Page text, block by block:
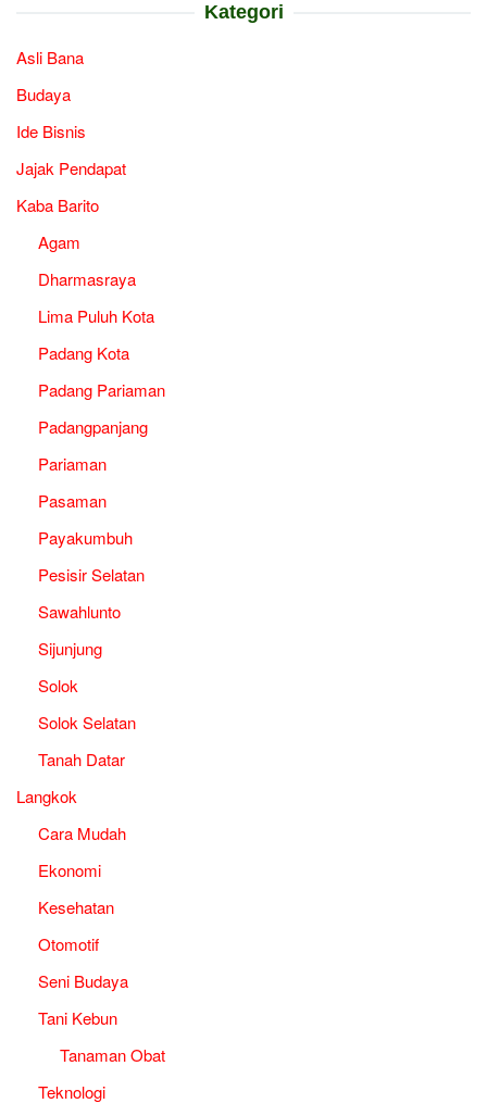
Kategori
Asli Bana
Budaya
Ide Bisnis
Jajak Pendapat
Kaba Barito
Agam
Dharmasraya
Lima Puluh Kota
Padang Kota
Padang Pariaman
Padangpanjang
Pariaman
Pasaman
Payakumbuh
Pesisir Selatan
Sawahlunto
Sijunjung
Solok
Solok Selatan
Tanah Datar
Langkok
Cara Mudah
Ekonomi
Kesehatan
Otomotif
Seni Budaya
Tani Kebun
Tanaman Obat
Teknologi